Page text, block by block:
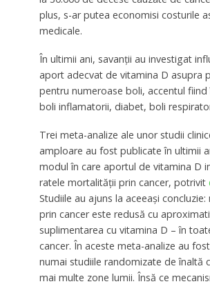
plus, s-ar putea economisi costurile
medicale.
În ultimii ani, savanții au investigat
aport adecvat de vitamina D asupra
pentru numeroase boli, accentul fiind
boli inflamatorii, diabet, boli
Trei meta-analize ale unor studii
amploare au fost publicate în ultimii
modul în care aportul de vitamina D
ratele mortalității prin cancer, potrivit
Studiile au ajuns la aceeași
prin cancer este redusă cu
suplimentarea cu vitamina D – în
cancer. În aceste meta-analize au
numai studiile randomizate de înaltă
mai multe zone lumii. Însă ce